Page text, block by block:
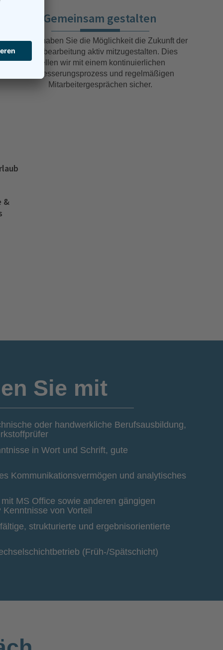
Gemeinsam gestalten
Bei uns haben Sie die Möglichkeit die Zukunft der
Blechbearbeitung aktiv mitzugestalten. Dies
stellen wir mit einem kontinuierlichen
Verbesserungsprozess und regelmäßigen
Mitarbeitergesprächen sicher.
&
Sie mit
oder handwerkliche Berufsausbildung,
in Wort und Schrift, gute
Kommunikationsvermögen und analytisches
MS Office sowie anderen gängigen
von Vorteil
strukturierte und ergebnisorientierte
(Früh-/Spätschicht)